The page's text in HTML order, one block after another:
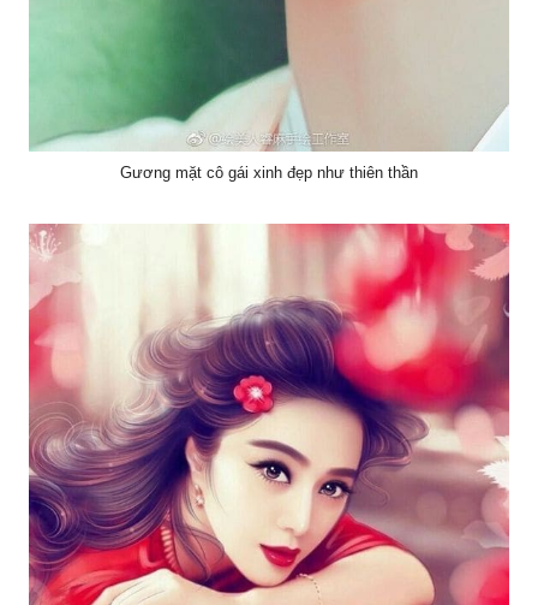
Gương mặt cô gái xinh đẹp như thiên thần